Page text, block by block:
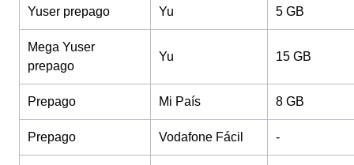
Yuser prepago Yu 5 GB
Mega Yuser
prepago
Yu 15 GB
Prepago Mi País 8 GB
Prepago Vodafone Fácil -